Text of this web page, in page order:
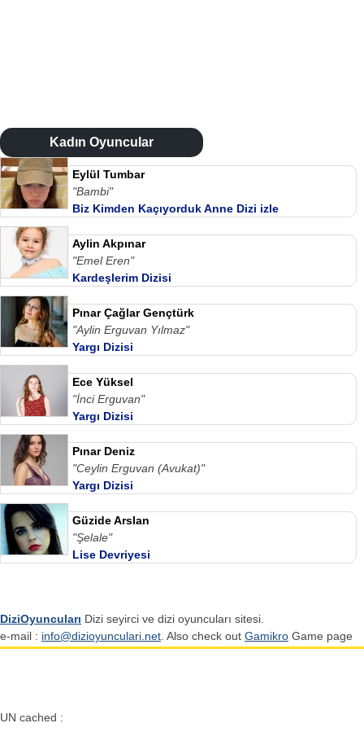
Kadın Oyuncular
Eylül Tumbar
"Bambi"
Biz Kimden Kaçıyorduk Anne Dizi izle
Aylin Akpınar
"Emel Eren"
Kardeşlerim Dizisi
Pınar Çağlar Gençtürk
"Aylin Erguvan Yılmaz"
Yargı Dizisi
Ece Yüksel
"İnci Erguvan"
Yargı Dizisi
Pınar Deniz
"Ceylin Erguvan (Avukat)"
Yargı Dizisi
Güzide Arslan
"Şelale"
Lise Devriyesi
DiziOyuncuları Dizi seyirci ve dizi oyuncuları sitesi.
e-mail : info@dizioyunculari.net. Also check out Gamikro Game page
UN cached :